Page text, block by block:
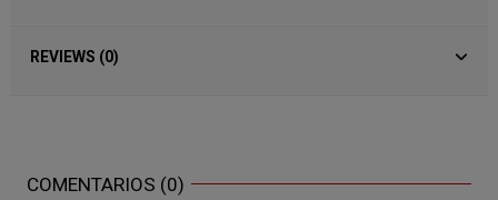
REVIEWS (0)
COMENTARIOS (0)